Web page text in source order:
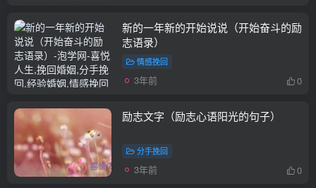
新的一年新的开始说说（开始奋斗的励
志语录）
情感挽回
3年前 0
励志文字（励志心语阳光的句子）
分手挽回
3年前 0